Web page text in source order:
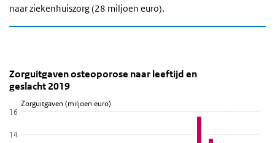
naar ziekenhuiszorg (28 miljoen euro).
Zorguitgaven osteoporose naar leeftijd en
Sla de grafiek 'Zorguitgaven osteoporose naar leeftijd en
Zorguitgaven osteoporose naar leeftijd en geslacht
Staaf grafiek met 2 reeksen.
Bekijk als data tabel.
De grafiek heeft 1 Y-as die Zorguitgaven (miljoen euro) weergeeft.
Zorguitgaven (miljoen euro)
Zorguitgaven osteoporose naar leeftijd en
geslacht 2019
14
16